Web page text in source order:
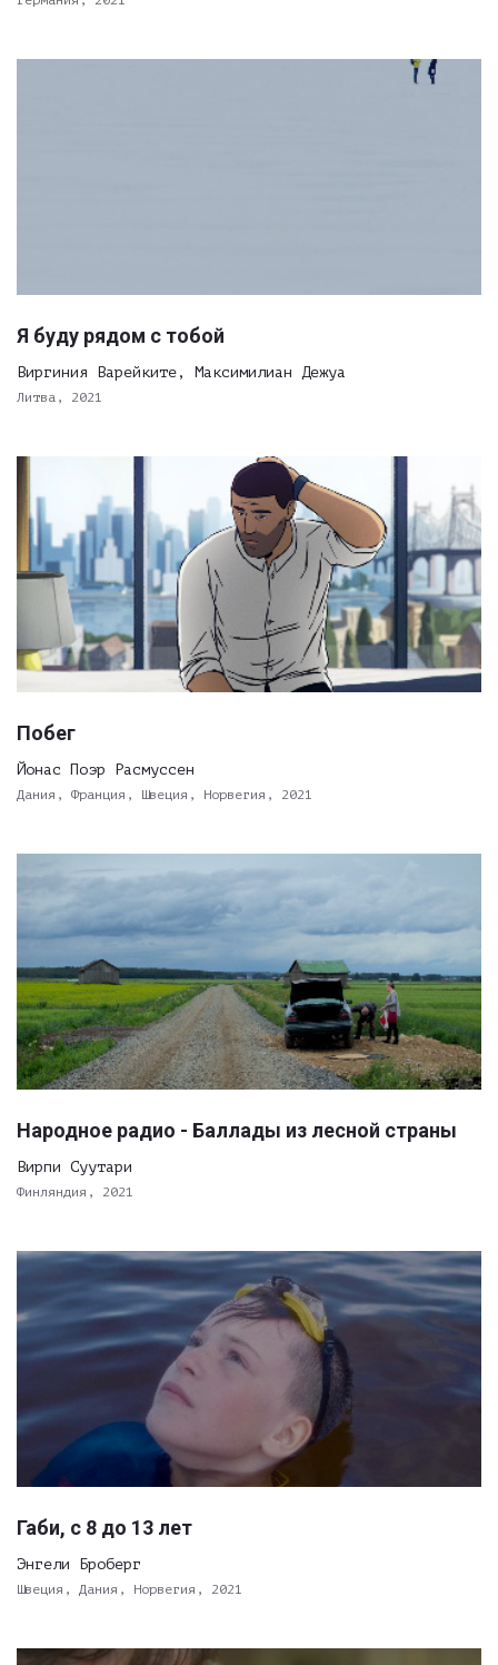
Я буду рядом с тобой
Виргиния Варейките, Максимилиан Дежуа
Литва, 2021
Побег
Йонас Поэр Расмуссен
Дания, Франция, Швеция, Норвегия, 2021
Народное радио - Баллады из лесной страны
Вирпи Суутари
Финляндия, 2021
Габи, с 8 до 13 лет
Энгели Броберг
Швеция, Дания, Норвегия, 2021